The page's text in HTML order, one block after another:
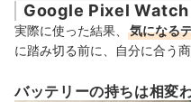
Google Pixel Watch
実際に使った結果、 気になる
に踏み切る前に、自分に合う
バッテリーの持ちは相変